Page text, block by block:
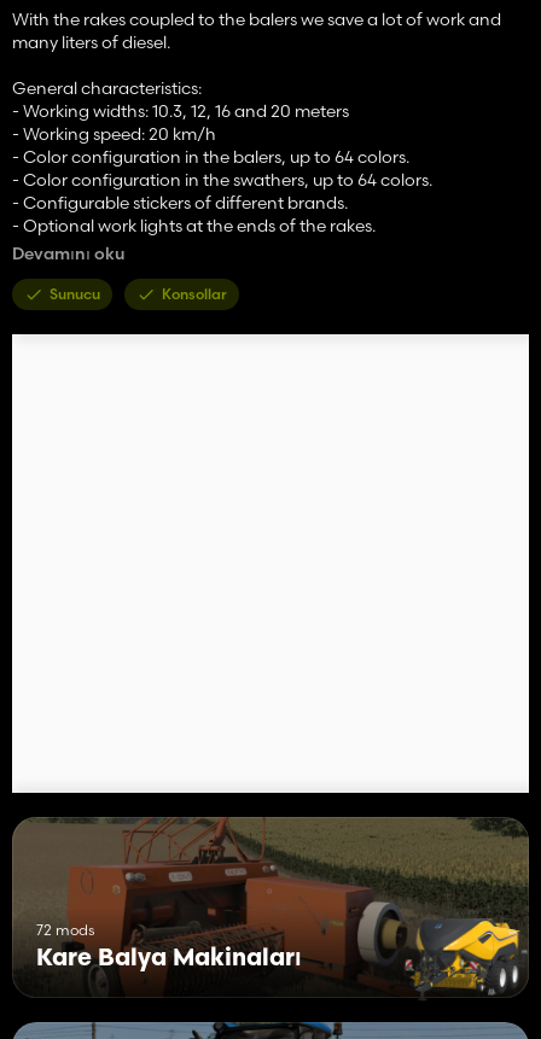
With the rakes coupled to the balers we save a lot of work and
many liters of diesel.
General characteristics:
- Working widths: 10.3, 12, 16 and 20 meters
- Working speed: 20 km/h
- Color configuration in the balers, up to 64 colors.
- Color configuration in the swathers, up to 64 colors.
- Configurable stickers of different brands.
- Optional work lights at the ends of the rakes.
Claas Quadrant 5300 + Windrower:
- Price: 185.500 $
- Required power: 250 HP
Devamını oku
Sunucu Konsollar
72 mods
Kare Balya Makinaları